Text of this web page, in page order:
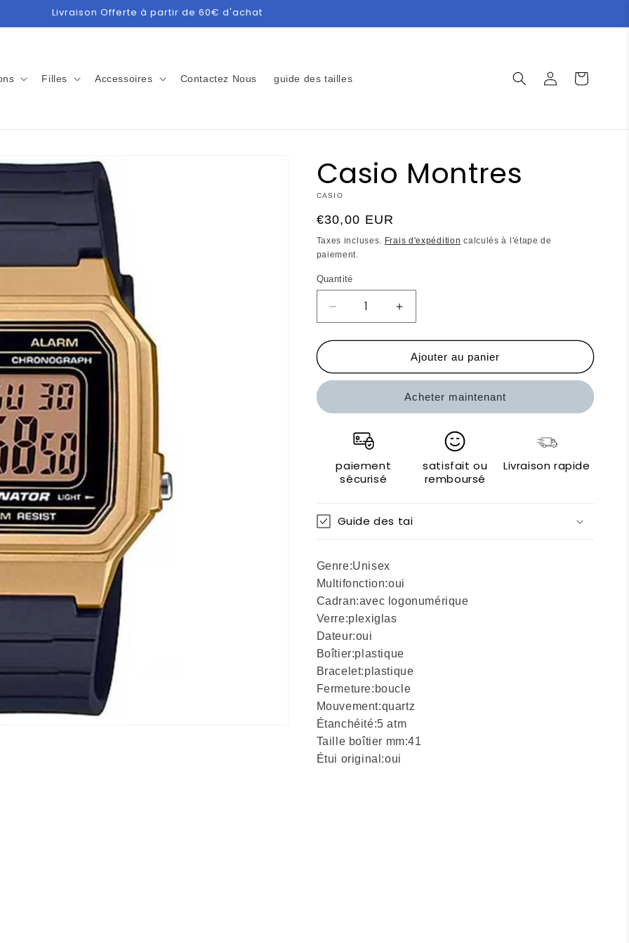
Livraison Offerte à partir de 60€ d'achat
Filles Accessoires Contactez Nous guide des tailles ConnexionPanier
Casio Montres
CASIO
Prix
habituel
€30,00 EUR
Taxes incluses. Frais d'expédition calculés à l'étape de
paiement.
Quantité
Réduire
la
quantité
Casio
Augmenter
la
quantité
de
Casio
Ajouter au panier
Acheter maintenant
paiement
sécurisé
satisfait ou
remboursé
Livraison rapide
Guide des tai
Genre:Unisex
Multifonction:oui
Cadran:avec logonumérique
Verre:plexiglas
Dateur:oui
Boîtier:plastique
Bracelet:plastique
Fermeture: boucle
Mouvement:quartz
Étanchéité:5 atm
Taille boîtier mm:41
Étui original:oui